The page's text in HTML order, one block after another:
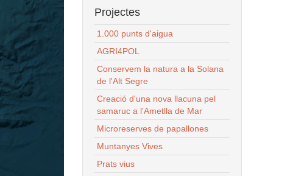
Projectes
1.000 punts d'aigua
AGRI4POL
Conservem la natura a la Solana
de l'Alt Segre
Creació d'una nova llacuna pel
samaruc a l'Ametlla de Mar
Microreserves de papallones
Muntanyes Vives
Prats vius